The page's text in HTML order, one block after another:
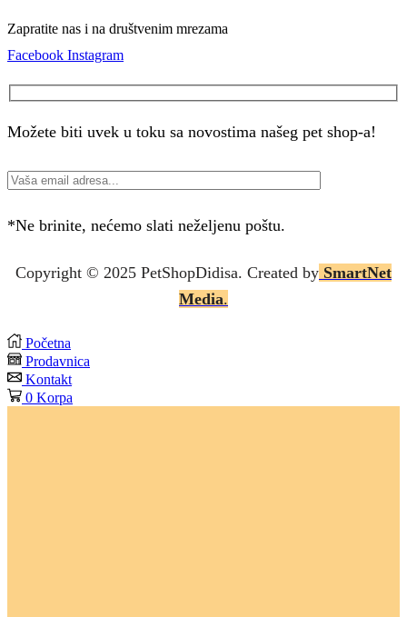
Zapratite nas i na društvenim mrezama
Facebook Instagram
Možete biti uvek u toku sa novostima našeg pet shop-a!
*Ne brinite, nećemo slati neželjenu poštu.
Copyright © 2025 PetShopDidisa. Created by SmartNet
Media.
Početna
Prodavnica
Kontakt
0 Korpa